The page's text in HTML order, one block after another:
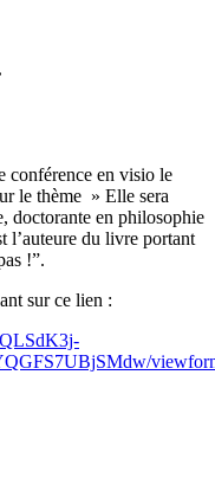
conférence en visio le
le thème » Elle sera
doctorante en philosophie
l’auteure du livre portant
!”.
sur ce lien :